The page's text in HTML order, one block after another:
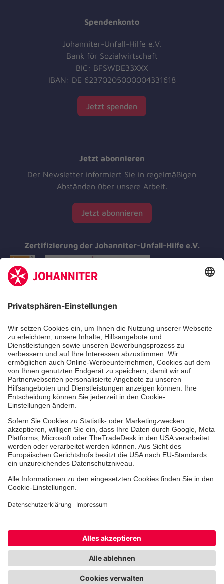
Spendenkonto
Johanniter-Unfall-Hilfe e.V.
Bank für Sozialwirtschaft
BIC: BFSWDE33XXX
IBAN: DE 62370205000004331618
Jetzt spenden
Jetzt abonnieren
Der Newsletter informiert Sie in regelmäßigen
Abständen über unsere Arbeit.
Jetzt abonnieren
Zertifizierung der Johanniter-Unfall-Hilfe e.V.
Aus- & Fortbildungen
Erste-Hilfe-Kurse
Jobs & Ehrenamt
Freiwilligendienst
Spendenprojekte
Johanniter-Jugend
Einrichtungen
Cookie-Einstellungen Datenschutz Barrierefreiheit
Impressum Kontakt Widerruf